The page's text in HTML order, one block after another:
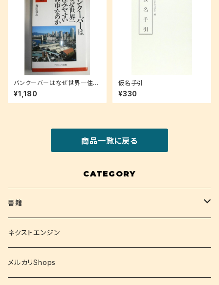
バンクーバーはなぜ世界一住み
やすい都市なのか (叢書・地球
発見)
¥1,180
仮名手引
¥330
商品一覧に戻る
CATEGORY
書籍
関西大学テキスト
就活
ネクストエンジン
メルカリShops